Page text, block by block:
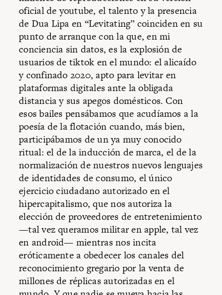
oficial de youtube, el talento y la presencia
de Dua Lipa en “Levitating” coinciden en su
punto de arranque con la que, en mi
conciencia sin datos, es la explosión de
usuarios de tiktok en el mundo: el alicaído
y confinado 2020, apto para levitar en
plataformas digitales ante la obligada
distancia y sus apegos domésticos. Con
esos bailes pensábamos que acudíamos a la
poesía de la flotación cuando, más bien,
participábamos de un ya muy conocido
ritual: el de la inducción de marca, el de la
normalización de nuestros nuevos lenguajes
de identidades de consumo, el único
ejercicio ciudadano autorizado en el
hipercapitalismo, que nos autoriza la
elección de proveedores de entretenimiento
—tal vez queramos militar en apple, tal vez
en android— mientras nos incita
eróticamente a obedecer los canales del
reconocimiento gregario por la venta de
millones de réplicas autorizadas en el